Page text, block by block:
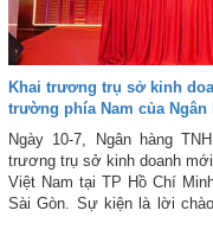
Khai trương trụ sở kinh
trường phía Nam của Ngân
Ngày 10-7, Ngân hàng
trương trụ sở kinh doanh
Việt Nam tại TP Hồ Chí
Sài Gòn. Sự kiện là lời
Nguyễn Huệ, mở đầu cho